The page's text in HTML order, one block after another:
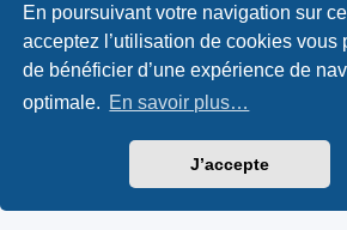
En poursuivant votre navigation sur
acceptez l’utilisation de cookies vous
de bénéficier d’une expérience de
optimale. En savoir plus…
J’accepte
Accueil du forum
Développé par phpBB® Forum Software ©
Traduction française officielle
Confidentialité